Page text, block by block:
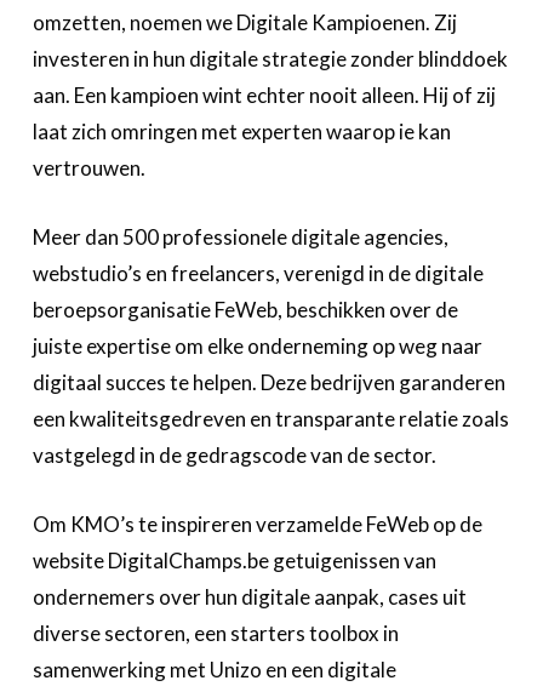
omzetten, noemen we Digitale Kampioenen. Zij
investeren in hun digitale strategie zonder blinddoek
aan. Een kampioen wint echter nooit alleen. Hij of zij
laat zich omringen met experten waarop ie kan
vertrouwen.
Meer dan 500 professionele digitale agencies,
webstudio’s en freelancers, verenigd in de digitale
beroepsorganisatie FeWeb, beschikken over de
juiste expertise om elke onderneming op weg naar
digitaal succes te helpen. Deze bedrijven garanderen
een kwaliteitsgedreven en transparante relatie zoals
vastgelegd in de gedragscode van de sector.
Om KMO’s te inspireren verzamelde FeWeb op de
website DigitalChamps.be getuigenissen van
ondernemers over hun digitale aanpak, cases uit
diverse sectoren, een starters toolbox in
samenwerking met Unizo en een digitale